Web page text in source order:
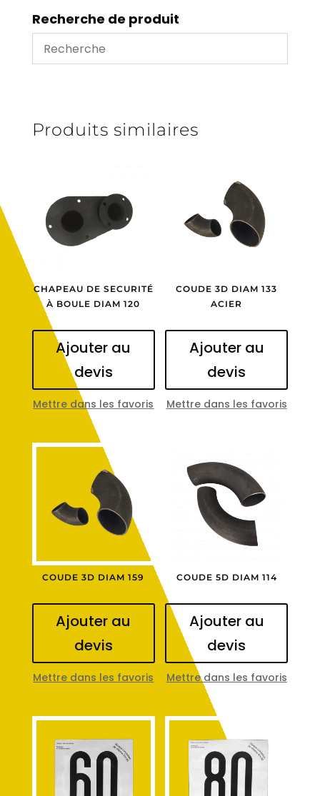
Recherche de produit
Produits similaires
CHAPEAU DE SECURITÉ
À BOULE DIAM 120
Ajouter au
devis
Mettre dans les favoris
COUDE 3D DIAM 133
ACIER
Ajouter au
devis
Mettre dans les favoris
COUDE 3D DIAM 159
Ajouter au
devis
Mettre dans les favoris
COUDE 5D DIAM 114
Ajouter au
devis
Mettre dans les favoris